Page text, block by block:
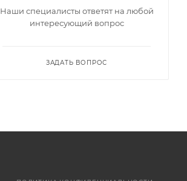
Наши специалисты ответят на любой
интересующий вопрос
ЗАДАТЬ ВОПРОС